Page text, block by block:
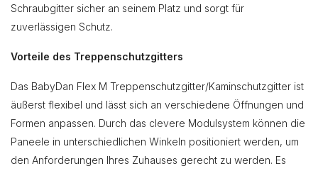
Schraubgitter sicher an seinem Platz und sorgt für
zuverlässigen Schutz.
Vorteile des Treppenschutzgitters
Das BabyDan Flex M Treppenschutzgitter/Kaminschutzgitter ist
äußerst flexibel und lässt sich an verschiedene Öffnungen und
Formen anpassen. Durch das clevere Modulsystem können die
Paneele in unterschiedlichen Winkeln positioniert werden, um
den Anforderungen Ihres Zuhauses gerecht zu werden. Es